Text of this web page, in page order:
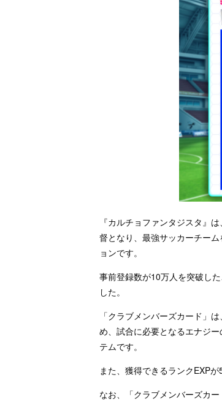
『カルチョファンタジスタ』
督となり、最強サッカーチー
ョンです。
事前登録数が10万人を突破し
した。
「クラブメンバーズカード」
め、試合に必要となるエナジ
テムです。
また、獲得できるランクEXP
なお、「クラブメンバーズカ